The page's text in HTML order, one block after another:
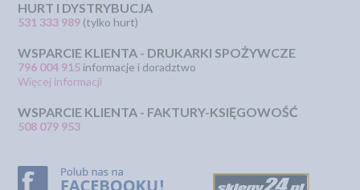
HURT I DYSTRYBUCJA
531 333 989 (tylko hurt)
WSPARCIE KLIENTA - DRUKARKI SPOŻYWCZE
796 004 915 informacje i doradztwo
Więcej informacji
WSPARCIE KLIENTA - FAKTURY-KSIĘGOWOŚĆ
508 079 953